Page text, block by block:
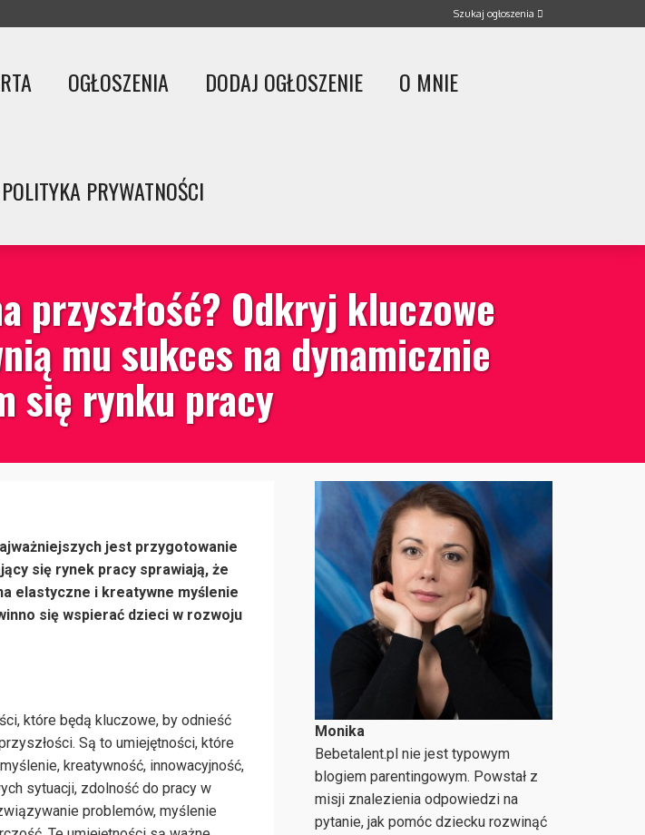
OGŁOSZENIA DODAJ OGŁOSZENIE O MNIE
POLITYKA PRYWATNOŚCI
przyszłość? Odkryj kluczowe
mu sukces na dynamicznie
się rynku pracy
jest przygotowanie
się rynek pracy sprawiają, że
elastyczne i kreatywne myślenie
się wspierać dzieci w rozwoju
które będą kluczowe, by odnieść
Są to umiejętności, które
kreatywność, innowacyjność,
sytuacji, zdolność do pracy w
problemów, myślenie
Monika
Bebetalent.pl nie jest typowym
blogiem parentingowym. Powstał z
misji znalezienia odpowiedzi na
pytanie, jak pomóc dziecku rozwinąć